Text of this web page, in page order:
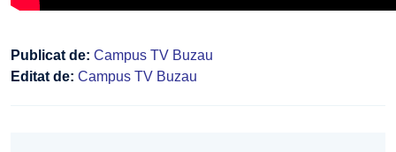
Publicat de: Campus TV Buzau
Editat de: Campus TV Buzau